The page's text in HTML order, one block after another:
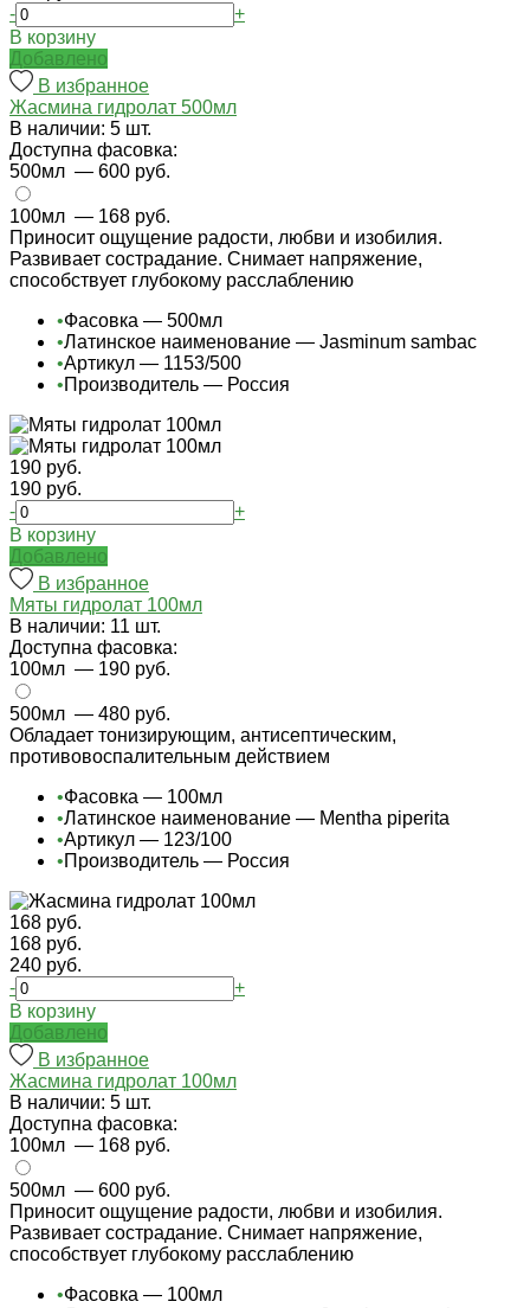
-
+
В корзину
Добавлено
В избранное
Жасмина гидролат 500мл
В наличии: 5 шт.
Доступна фасовка:
500мл — 600 руб.
100мл — 168 руб.
Приносит ощущение радости, любви и изобилия.
Развивает сострадание. Снимает напряжение,
способствует глубокому расслаблению
•Фасовка — 500мл
•Латинское наименование — Jasminum sambac
•Артикул — 1153/500
•Производитель — Россия
190 руб.
190 руб.
-
+
В корзину
Добавлено
В избранное
Мяты гидролат 100мл
В наличии: 11 шт.
Доступна фасовка:
100мл — 190 руб.
500мл — 480 руб.
Обладает тонизирующим, антисептическим,
противовоспалительным действием
•Фасовка — 100мл
•Латинское наименование — Mentha piperita
•Артикул — 123/100
•Производитель — Россия
168 руб.
168 руб.
240 руб.
-
+
В корзину
Добавлено
В избранное
Жасмина гидролат 100мл
В наличии: 5 шт.
Доступна фасовка:
100мл — 168 руб.
500мл — 600 руб.
Приносит ощущение радости, любви и изобилия.
Развивает сострадание. Снимает напряжение,
способствует глубокому расслаблению
•Фасовка — 100мл